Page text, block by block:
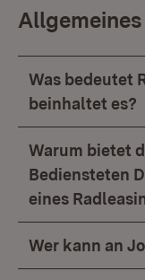
Allgemeines
Was bedeutet
beinhaltet es?
Warum bietet
Bediensteten
eines
Wer kann an